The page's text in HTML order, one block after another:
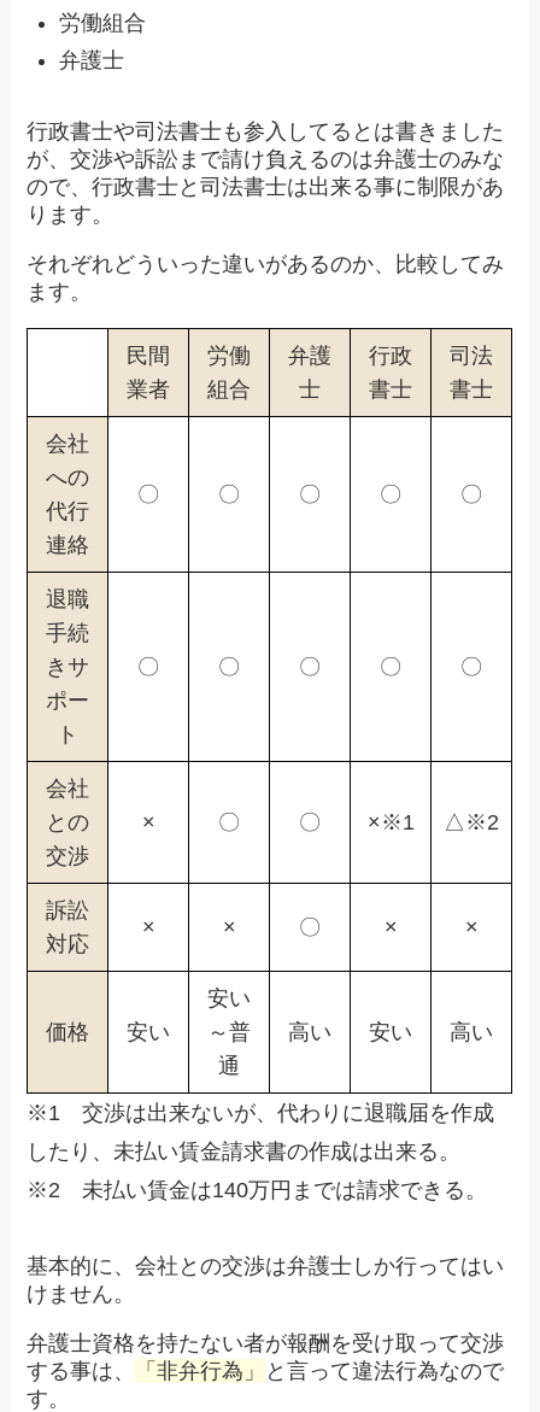
労働組合
弁護士
行政書士や司法書士も参入してるとは書きました
が、交渉や訴訟まで請け負えるのは弁護士のみな
ので、行政書士と司法書士は出来る事に制限があ
ります。
それぞれどういった違いがあるのか、比較してみ
ます。
民間
業者
労働
組合
弁護
士
行政
書士
司法
書士
会社
への
代行
連絡
〇 〇 〇 〇 〇
退職
手続
きサ
ポー
ト
〇 〇 〇 〇 〇
会社
との
交渉
× 〇 〇 ×※1 △※2
訴訟
対応
× × 〇 × ×
価格 安い
安い
～普
通
高い 安い 高い
※1 交渉は出来ないが、代わりに退職届を作成
したり、未払い賃金請求書の作成は出来る。
※2 未払い賃金は140万円までは請求できる。
基本的に、会社との交渉は弁護士しか行ってはい
けません。
弁護士資格を持たない者が報酬を受け取って交渉
する事は、
「非弁行為」
と言って違法行為なので
す。